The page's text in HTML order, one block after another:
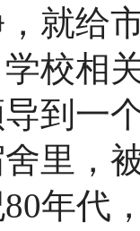
就给
校相
一个
里，
年代